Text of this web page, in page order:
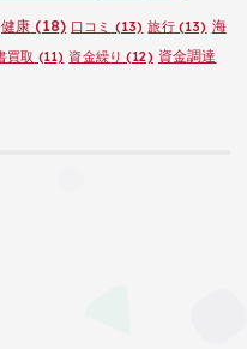
健康 (18) 口コミ (13) 旅行(13) 海
買取 (11) 資金繰り (12) 資金調達